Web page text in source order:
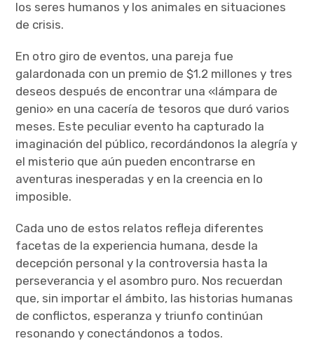
los seres humanos y los animales en situaciones
de crisis.
En otro giro de eventos, una pareja fue
galardonada con un premio de $1.2 millones y tres
deseos después de encontrar una «lámpara de
genio» en una cacería de tesoros que duró varios
meses. Este peculiar evento ha capturado la
imaginación del público, recordándonos la alegría y
el misterio que aún pueden encontrarse en
aventuras inesperadas y en la creencia en lo
imposible.
Cada uno de estos relatos refleja diferentes
facetas de la experiencia humana, desde la
decepción personal y la controversia hasta la
perseverancia y el asombro puro. Nos recuerdan
que, sin importar el ámbito, las historias humanas
de conflictos, esperanza y triunfo continúan
resonando y conectándonos a todos.